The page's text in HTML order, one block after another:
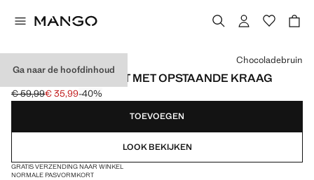
Ga naar de hoofdinhoud
KORTE TRENCHCOAT MET OPSTAANDE KRAAG
Oorspronkelijke prijs doorgehaald [€ 59,99 ]
€ 59,99
Huidige prijs [€ 35,99 ]
€ 35,99-40%
Kies een kleur
Chocoladebruin
TOEVOEGEN
LOOK BEKIJKEN
GRATIS VERZENDING NAAR WINKEL
NORMALE PASVORMKORT